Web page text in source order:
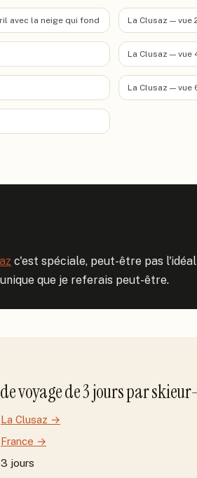
avec la neige qui fond La Clusaz — vue
La Clusaz — vue
La Clusaz — vue
c'est spéciale, peut-être pas
que je referais peut-être.
voyage de3jourspar
La Clusaz →
France →
3 jours